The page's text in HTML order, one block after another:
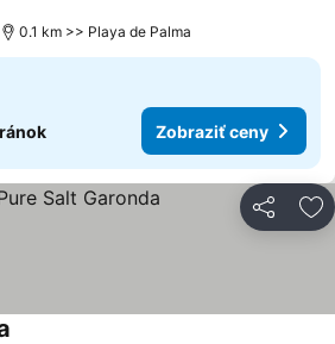
0.1 km >> Playa de Palma
Zobraziť ceny
Zdieľať